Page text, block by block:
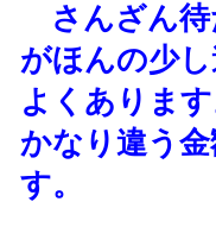
さんざん
がほんの少
よくありま
かなり違う
す。